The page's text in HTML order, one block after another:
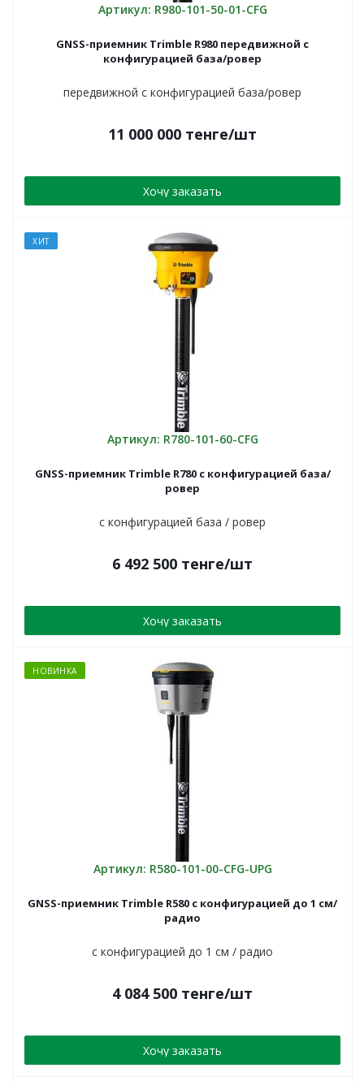
Артикул: R980-101-50-01-CFG
GNSS-приемник Trimble R980 передвижной c
конфигурацией база/ровер
передвижной c конфигурацией база/ровер
11 000 000 тенге/шт
Хочу заказать
ХИТ
Артикул: R780-101-60-CFG
GNSS-приемник Trimble R780 c конфигурацией база/
ровер
c конфигурацией база / ровер
6 492 500 тенге/шт
Хочу заказать
НОВИНКА
Артикул: R580-101-00-CFG-UPG
GNSS-приемник Trimble R580 c конфигурацией до 1 см/
радио
c конфигурацией до 1 см / радио
4 084 500 тенге/шт
Хочу заказать